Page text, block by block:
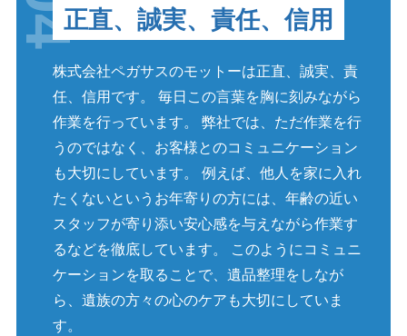
正直、誠実、責任、信用
株式会社ペガサスのモットーは正直、誠実、責
任、信用です。 毎日この言葉を胸に刻みながら
作業を行っています。 弊社では、ただ作業を行
うのではなく、お客様とのコミュニケーション
も大切にしています。 例えば、他人を家に入れ
たくないというお年寄りの方には、年齢の近い
スタッフが寄り添い安心感を与えながら作業す
るなどを徹底しています。 このようにコミュニ
ケーションを取ることで、遺品整理をしなが
ら、遺族の方々の心のケアも大切にしていま
す。